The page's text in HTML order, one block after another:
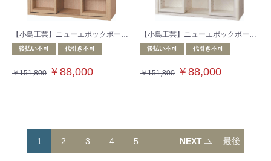
後払い不可 代引き不可
￥151,800 ￥88,000
後払い不可 代引き不可
￥151,800 ￥88,000
1 2 3 4 5 NEXT 最後